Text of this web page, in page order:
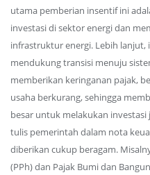
utama pemberian insentif ini
investasi di sektor energi dan
infrastruktur energi. Lebih
mendukung transisi menuju
memberikan keringanan pajak,
usaha berkurang, sehingga
besar untuk melakukan investasi
tulis pemerintah dalam nota
diberikan cukup beragam.
(PPh) dan Pajak Bumi dan